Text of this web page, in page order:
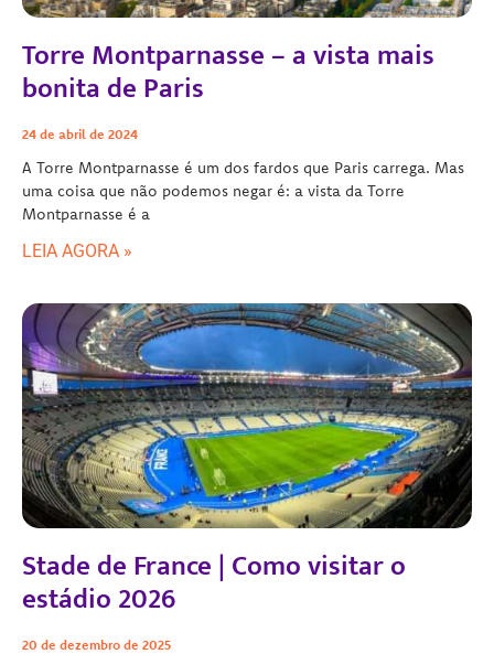
Torre Montparnasse – a vista mais
bonita de Paris
24 de abril de 2024
A Torre Montparnasse é um dos fardos que Paris carrega. Mas
uma coisa que não podemos negar é: a vista da Torre
Montparnasse é a
LEIA AGORA »
Stade de France | Como visitar o
estádio 2026
20 de dezembro de 2025